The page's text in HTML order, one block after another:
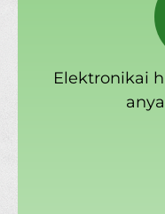
Elektronikai